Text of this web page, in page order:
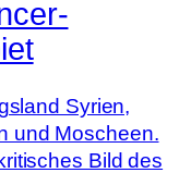
Syrien,
und Moscheen.
Bild des